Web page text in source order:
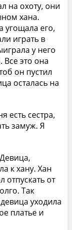
на охоту, они
хана.
угощала его,
играть в
у него
это она
он пустил
осталась на
есть сестра,
замуж. Я
к хану. Хан
отпускать от
Так
уходила
платье и